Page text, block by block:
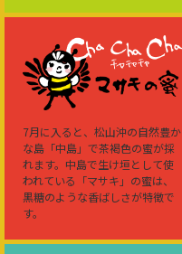
7月に入ると、松山沖の自然豊か
な島「中島」で茶褐色の蜜が採
れます。中島で生け垣として使
われている「マサキ」の蜜は、
黒糖のような香ばしさが特徴で
す。